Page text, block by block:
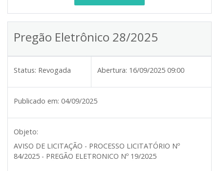
Pregão Eletrônico 28/2025
Status: Revogada Abertura: 16/09/2025 09:00
Publicado em: 04/09/2025
Objeto:
AVISO DE LICITAÇÃO - PROCESSO LICITATÓRIO Nº
84/2025 - PREGÃO ELETRONICO Nº 19/2025